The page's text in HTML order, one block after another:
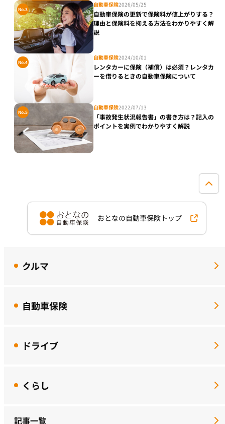
No.3
自動車保険2026/05/25
自動車保険の更新で保険料が値上がりする？
理由と保険料を抑える方法をわかりやすく解
説
No.4
自動車保険2024/10/01
レンタカーに保険（補償）は必須？レンタカ
ーを借りるときの自動車保険について
No.5
自動車保険2022/07/13
「事故発生状況報告書」の書き方は？記入の
ポイントを実例でわかりやすく解説
おとなの自動車保険トップ
クルマ
自動車保険
ドライブ
くらし
記事一覧